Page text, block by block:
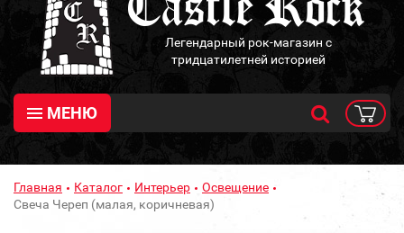
Легендарный рок-магазин с
тридцатилетней историей
МЕНЮ
Главная Каталог Интерьер
Освещение
Свеча Череп (малая, коричневая)